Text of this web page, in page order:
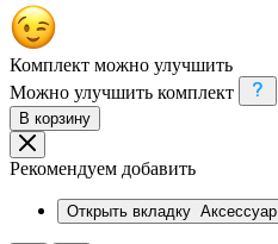
Комплект можно улучшить
Можно улучшить комплект
В корзину
Рекомендуем добавить
Открыть вкладку Аксессуар